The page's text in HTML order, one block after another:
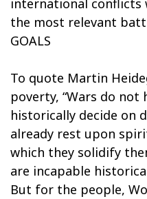
international conflicts
the most relevant
GOALS
To quote Martin
poverty, “Wars do
historically decide on
already rest upon
which they solidify
are incapable
But for the people,